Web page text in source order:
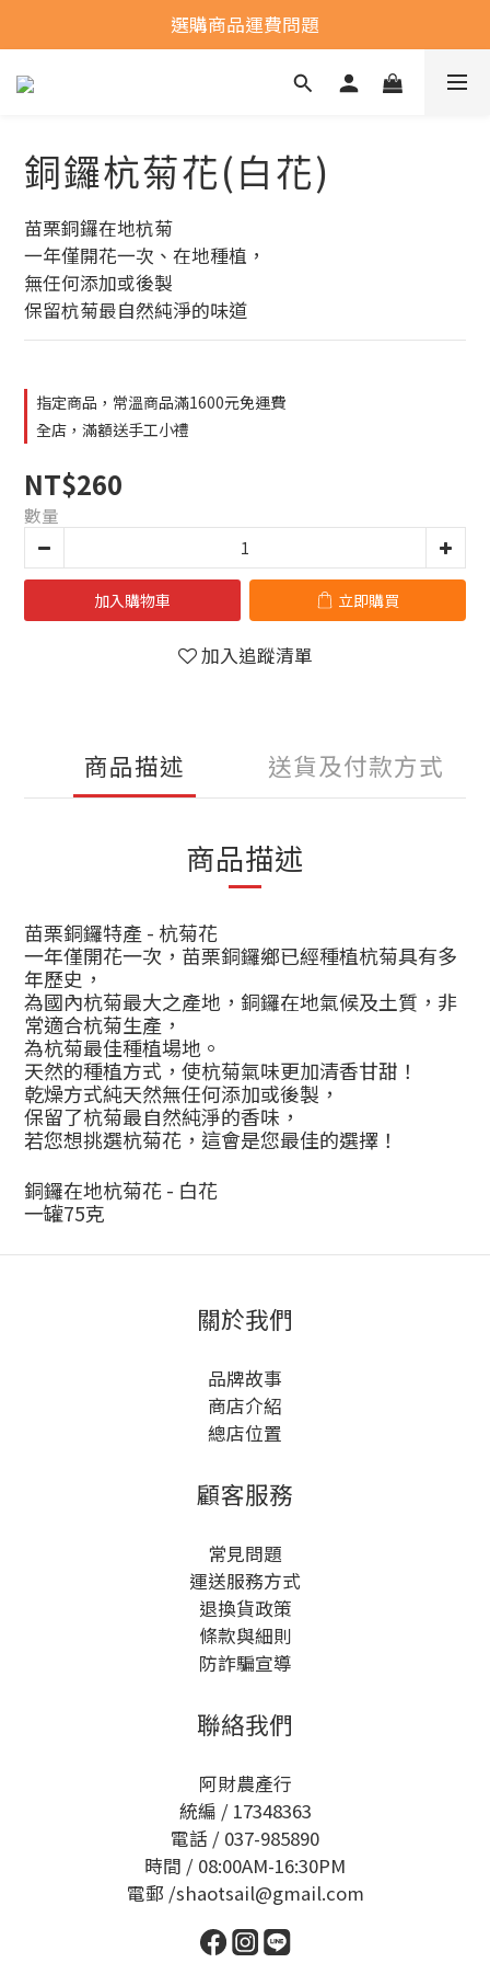
全館常溫商品滿1600元免運費
選購商品運費問題
全館常溫商品滿1600元免運費
銅鑼杭菊花(白花)
苗栗銅鑼在地杭菊
一年僅開花一次、在地種植，
無任何添加或後製
保留杭菊最自然純淨的味道
指定商品，常溫商品滿1600元免運費
全店，滿額送手工小禮
NT$260
數量
加入購物車 立即購買
加入追蹤清單
商品描述 送貨及付款方式
商品描述
苗栗銅鑼特產 - 杭菊花
一年僅開花一次，苗栗銅鑼鄉已經種植杭菊具有多
年歷史，
為國內杭菊最大之產地，銅鑼在地氣候及土質，非
常適合杭菊生產，
為杭菊最佳種植場地。
天然的種植方式，使杭菊氣味更加清香甘甜！
乾燥方式純天然無任何添加或後製，
保留了杭菊最自然純淨的香味，
若您想挑選杭菊花，這會是您最佳的選擇！
銅鑼在地杭菊花- 白花
一罐75克
關於我們
品牌故事
商店介紹
總店位置
顧客服務
常見問題
運送服務方式
退換貨政策
條款與細則
防詐騙宣導
聯絡我們
阿財農產行
統編 / 17348363
電話 / 037-985890
時間 / 08:00AM-16:30PM
電郵 /shaotsail@gmail.com